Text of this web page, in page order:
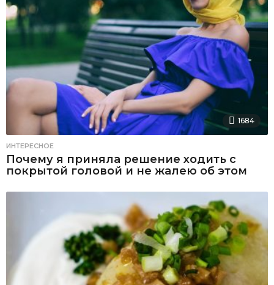
1684
ИНТЕРЕСНОЕ
Почему я приняла решение ходить с
покрытой головой и не жалею об этом